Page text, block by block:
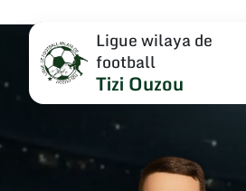
Ligue wilaya de
football
Tizi Ouzou